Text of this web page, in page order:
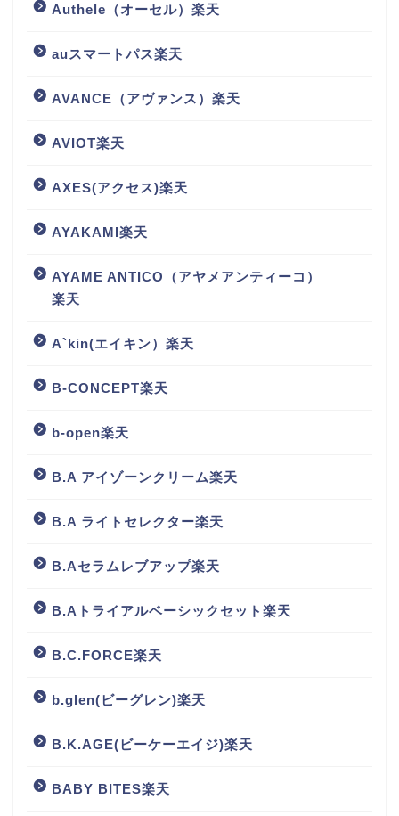
Authele（オーセル）楽天
auスマートパス楽天
AVANCE（アヴァンス）楽天
AVIOT楽天
AXES(アクセス)楽天
AYAKAMI楽天
AYAME ANTICO（アヤメアンティーコ）
楽天
A`kin(エイキン）楽天
B-CONCEPT楽天
b-open楽天
B.A アイゾーンクリーム楽天
B.A ライトセレクター楽天
B.Aセラムレブアップ楽天
B.Aトライアルベーシックセット楽天
B.C.FORCE楽天
b.glen(ビーグレン)楽天
B.K.AGE(ビーケーエイジ)楽天
BABY BITES楽天